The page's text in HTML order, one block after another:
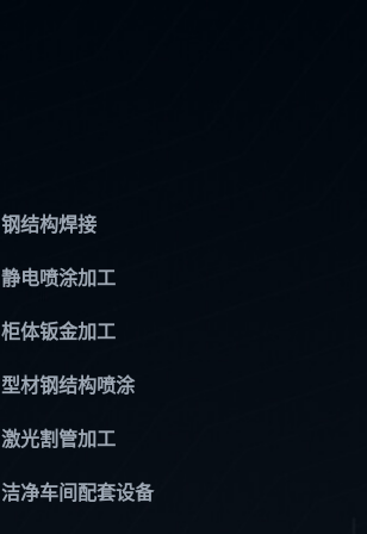
钢结构焊接
静电喷涂加工
柜体钣金加工
型材钢结构喷涂
激光割管加工
洁净车间配套设备